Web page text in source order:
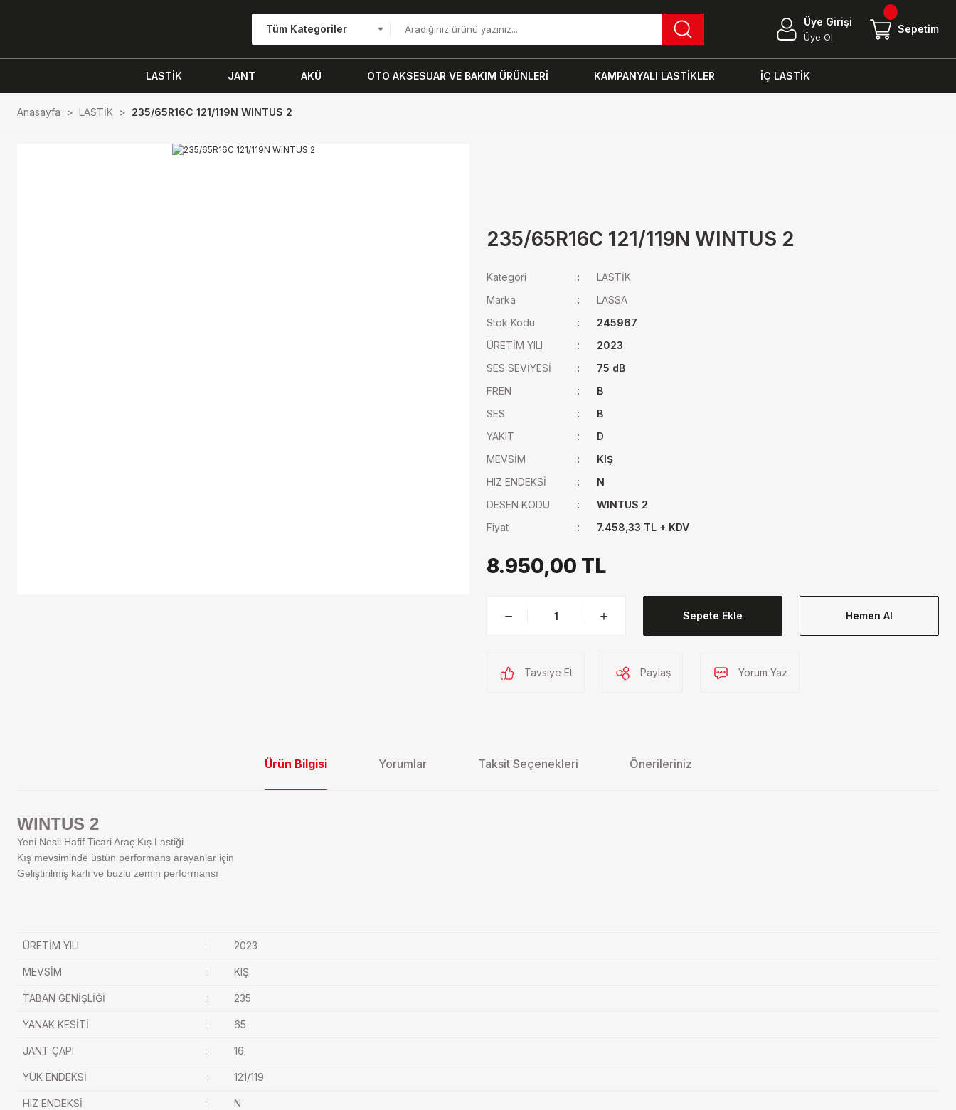
Tüm Kategoriler
Üye Girişi
Üye Ol
Sepetim
LASTİK JANT AKÜ OTO AKSESUAR VE BAKIM ÜRÜNLERİ KAMPANYALI LASTİKLER İÇ LASTİK
Anasayfa LASTİK 235/65R16C 121/119N WINTUS 2
235/65R16C 121/119N WINTUS 2
Kategori
LASTİK
Marka
LASSA
Stok Kodu
245967
ÜRETİM YILI
2023
SES SEVİYESİ
75 dB
FREN
B
SES
B
YAKIT
D
MEVSİM
KIŞ
HIZ ENDEKSİ
N
DESEN KODU
WINTUS 2
Fiyat
7.458,33 TL + KDV
8.950,00 TL
Sepete Ekle Hemen Al
Tavsiye Et Paylaş Yorum Yaz
Ürün Bilgisi Yorumlar Taksit Seçenekleri Önerileriniz
WINTUS 2
Yeni Nesil Hafif Ticari Araç Kış Lastiği
Kış mevsiminde üstün performans arayanlar için
Geliştirilmiş karlı ve buzlu zemin performansı
ÜRETİM YILI : 2023
MEVSİM : KIŞ
TABAN GENİŞLİĞİ : 235
YANAK KESİTİ : 65
JANT ÇAPI : 16
YÜK ENDEKSİ : 121/119
HIZ ENDEKSİ : N